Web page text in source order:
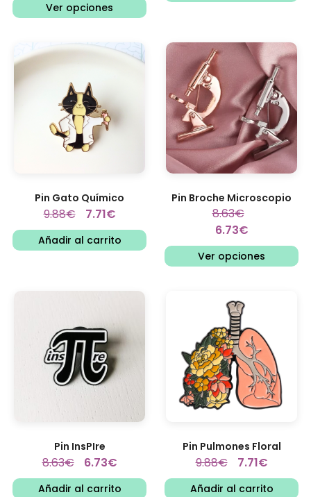
Ver opciones
Pin Gato Químico
9.88€ 7.71€
Añadir al carrito
Pin Broche Microscopio
8.63€
6.73€
Ver opciones
Pin InsPIre
8.63€ 6.73€
Añadir al carrito
Pin Pulmones Floral
9.88€ 7.71€
Añadir al carrito